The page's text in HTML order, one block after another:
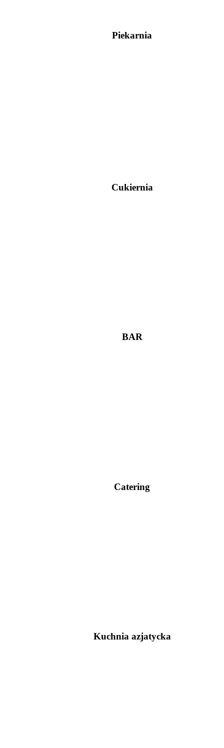
Piekarnia
Cukiernia
BAR
Catering
Kuchnia azjatycka